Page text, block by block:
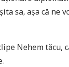
sa, așa că ne
Nehem tăcu,